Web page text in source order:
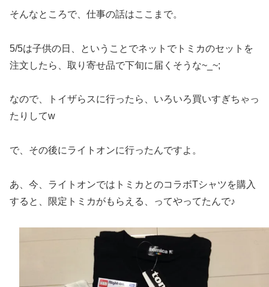
そんなところで、仕事の話はここまで。
5/5は子供の日、ということでネットでトミカのセットを
注文したら、取り寄せ品で下旬に届くそうな~_~;
なので、トイザらスに行ったら、いろいろ買いすぎちゃっ
たりしてw
で、その後にライトオンに行ったんですよ。
あ、今、ライトオンではトミカとのコラボTシャツを購入
すると、限定トミカがもらえる、ってやってたんで♪